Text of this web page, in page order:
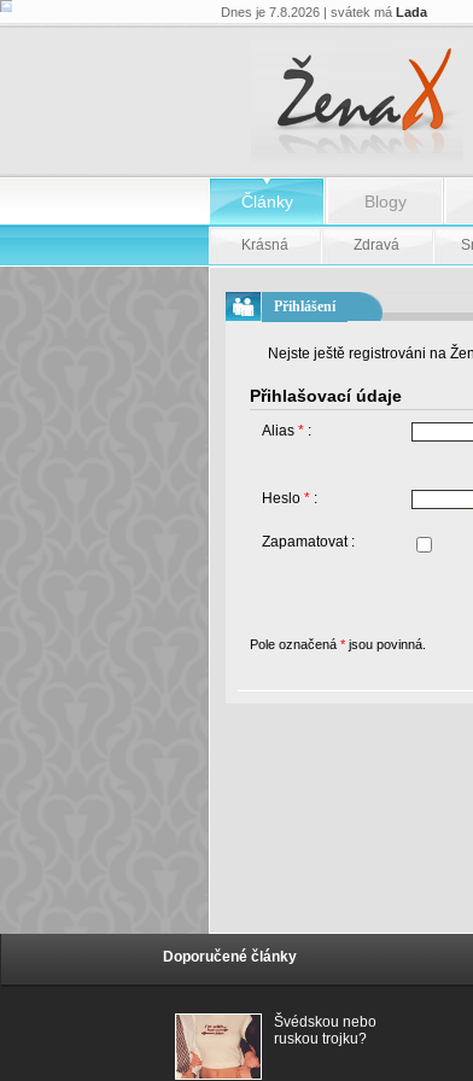
Dnes je 7.8.2026 | svátek má Lada
Články Blogy
Krásná Zdravá
Přihlášení
Nejste ještě registrováni na
Přihlašovací údaje
Alias *:
Heslo *:
Zapamatovat :
Pole označená *jsou povinná.
Doporučené články
Švédskou nebo
ruskou trojku?